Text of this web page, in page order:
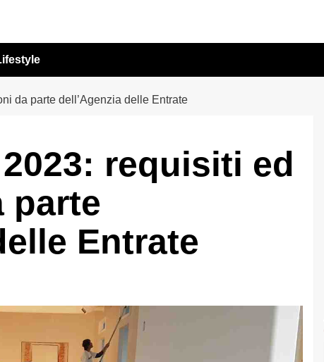
da parte dell’Agenzia delle Entrate
requisiti ed
parte
Entrate